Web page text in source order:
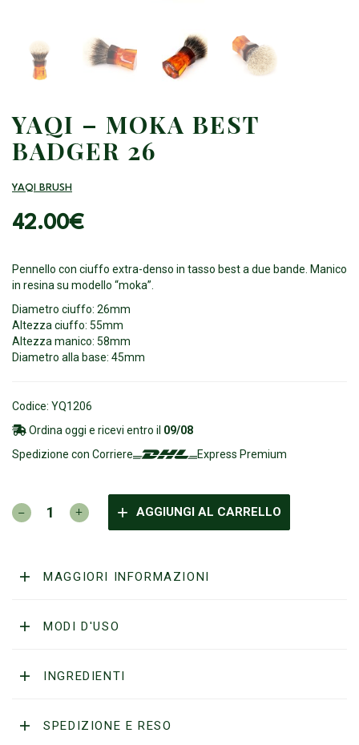
YAQI – MOKA BEST
BADGER 26
YAQI BRUSH
Pennello con ciuffo extra-denso in tasso best a due bande. Manico
in resina su modello “moka”.
Diametro ciuffo: 26mm
Altezza ciuffo: 55mm
Altezza manico: 58mm
Diametro alla base: 45mm
Codice: YQ1206
Ordina oggi e ricevi entro il 09/08
Spedizione con Corriere
Express Premium
42.00€
YAQI
Badger
AGGIUNGI AL CARRELLO
MAGGIORI INFORMAZIONI
MODI D'USO
INGREDIENTI
SPEDIZIONE E RESO